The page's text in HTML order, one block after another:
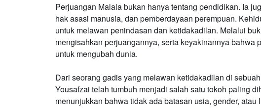
Perjuangan Malala bukan hanya tentang pendidikan. Ia
hak asasi manusia, dan pemberdayaan perempuan.
untuk melawan penindasan dan ketidakadilan. Melalui
mengisahkan perjuangannya, serta keyakinannya bahwa
untuk mengubah dunia.
Dari seorang gadis yang melawan ketidakadilan di
Yousafzai telah tumbuh menjadi salah satu tokoh paling
menunjukkan bahwa tidak ada batasan usia, gender,